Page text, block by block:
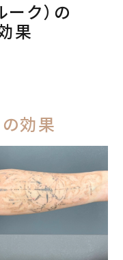
ク）の
果
効果